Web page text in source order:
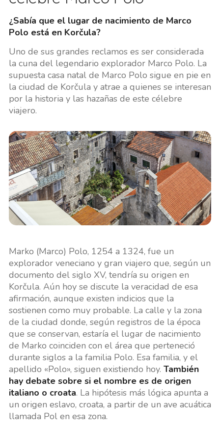
¿Sabía que el lugar de nacimiento de Marco
Polo está en Korčula?
Uno de sus grandes reclamos es ser considerada
la cuna del legendario explorador Marco Polo. La
supuesta casa natal de Marco Polo sigue en pie en
la ciudad de Korčula y atrae a quienes se interesan
por la historia y las hazañas de este célebre
viajero.
Marko (Marco) Polo, 1254 a 1324, fue un
explorador veneciano y gran viajero que, según un
documento del siglo XV, tendría su origen en
Korčula. Aún hoy se discute la veracidad de esa
afirmación, aunque existen indicios que la
sostienen como muy probable. La calle y la zona
de la ciudad donde, según registros de la época
que se conservan, estaría el lugar de nacimiento
de Marko coinciden con el área que perteneció
durante siglos a la familia Polo. Esa familia, y el
apellido «Polo», siguen existiendo hoy. También
hay debate sobre si el nombre es de origen
italiano o croata. La hipótesis más lógica apunta a
un origen eslavo, croata, a partir de un ave acuática
llamada Pol en esa zona.